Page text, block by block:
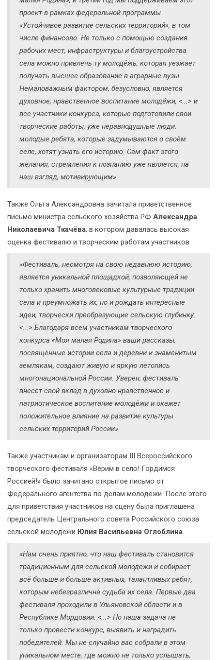
проект в рамках федеральной программы
«Устойчивое развитие сельских территорий», в том
числе финансово. Не только с помощью создания
рабочих мест, инфраструктуры и благоустройства
села можно привлечь ту молодёжь, которая уезжает
получать высшее образование в аграрные вузы.
Немаловажным фактором, безусловно, является
духовное, нравственное воспитание молодёжи, <...> и
все участники конкурса, которые подготовили свои
творческие работы, уже неравнодушные люди:
молодые ребята, которые задумываются о своём
селе, хотят узнать его историю. Сам факт этого
желания, стремления к познанию уже является, на
наш взгляд, мотивирующим»
Также Ольга Александровна зачитала приветственное
письмо министра сельского хозяйства РФ Александра
Николаевича Ткачёва, в котором давалась высокая
оценка фестивалю и творческим работам участников:
«Фестиваль, несмотря на свою недавнюю историю,
является уникальной площадкой, позволяющей не
только хранить многовековые культурные традиции
села и преумножать их, но и рождать интересные
идеи, творчески преобразующие сельскую глубинку.
<...> Благодаря всем участникам творческого
конкурса «Моя малая Родина» ваши рассказы,
посвящённые истории села и деревни и знаменитым
землякам, создают живую и яркую летопись
многонациональной России. Уверен, фестиваль
внесёт свой вклад в духовно-нравственное и
патриотическое воспитание молодёжи и окажет
положительное влияние на развитие культуры
сельских территорий России».
Также участникам и организаторам III Всероссийского
творческого фестиваля «Верим в село! Гордимся
Россией!» было зачитано открытое письмо от
Федерального агентства по делам молодёжи. После этого
для приветствия участников на сцену была приглашена
председатель Центрального совета Российского союза
сельской молодежи Юлия Васильевна Оглоблина
«Нам очень приятно, что наш фестиваль становится
традиционным для сельской молодёжи и собирает
всё больше и больше активных, талантливых ребят,
которым небезразлична судьба их села. Первые два
фестиваля проходили в Ульяновской области и в
Республике Мордовии. <...> Но наша задача не
только провести конкурс, выявить и наградить
победителей. Мы не случайно вас собрали в этом
уникальном месте, где можно не только услышать,